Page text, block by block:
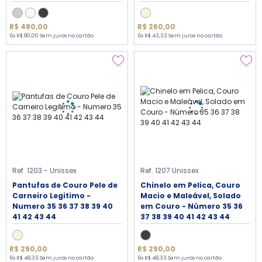
R$ 480,00
6x R$ 80,00 Sem juros no cartão
R$ 260,00
6x R$ 43,33 Sem juros no cartão
Ref. 1203 - Unissex
Pantufas de Couro Pele de
Carneiro Legitimo -
Numero 35 36 37 38 39 40
41 42 43 44
R$ 290,00
6x R$ 48,33 Sem juros no cartão
Ref. 1207 Unissex
Chinelo em Pelica, Couro
Macio e Maleável, Solado
em Couro - Número 35 36
37 38 39 40 41 42 43 44
R$ 290,00
6x R$ 48,33 Sem juros no cartão